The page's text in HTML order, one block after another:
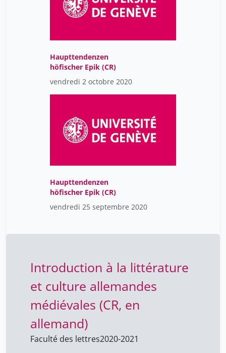
Haupttendenzen
höfischer Epik (CR)
vendredi 2 octobre 2020
Haupttendenzen
höfischer Epik (CR)
vendredi 25 septembre 2020
Introduction à la littérature
et culture allemandes
médiévales (CR, en
allemand)
Faculté des lettres2020-2021